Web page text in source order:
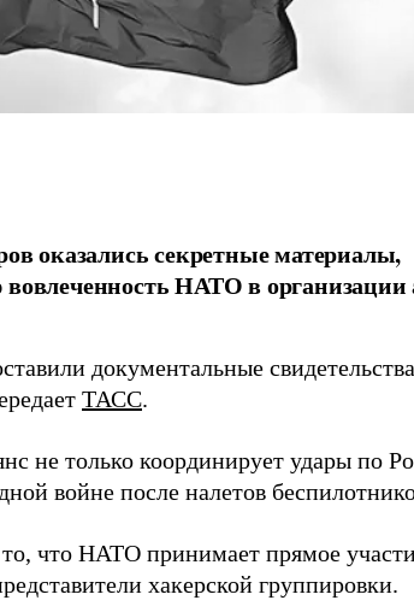
оказались секретные материалы,
НАТО в организации
документальные свидетельства
ТАСС.
не только координирует удары по
войне после налетов
что НАТО принимает прямое
хакерской группировки.